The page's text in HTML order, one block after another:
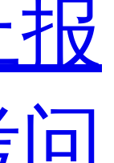
报